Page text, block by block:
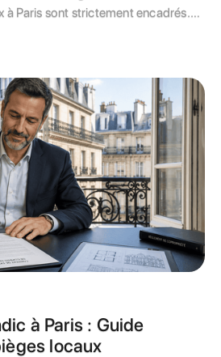
à Paris sont strictement encadrés.
à Paris : Guide
locaux